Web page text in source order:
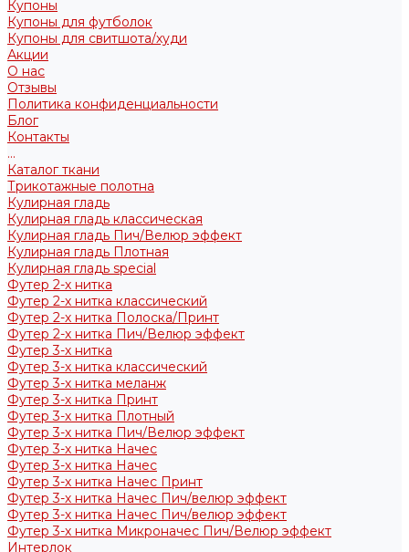
Купоны
Купоны для футболок
Купоны для свитшота/худи
Акции
О нас
Отзывы
Политика конфиденциальности
Блог
Контакты
...
Каталог ткани
Трикотажные полотна
Кулирная гладь
Кулирная гладь классическая
Кулирная гладь Пич/Велюр эффект
Кулирная гладь Плотная
Кулирная гладь special
Футер 2-х нитка
Футер 2-х нитка классический
Футер 2-х нитка Полоска/Принт
Футер 2-х нитка Пич/Велюр эффект
Футер 3-х нитка
Футер 3-х нитка классический
Футер 3-х нитка меланж
Футер 3-х нитка Принт
Футер 3-х нитка Плотный
Футер 3-х нитка Пич/Велюр эффект
Футер 3-х нитка Начес
Футер 3-х нитка Начес
Футер 3-х нитка Начес Принт
Футер 3-х нитка Начес Пич/велюр эффект
Футер 3-х нитка Начес Пич/велюр эффект
Футер 3-х нитка Микроначес Пич/Велюр эффект
Интерлок